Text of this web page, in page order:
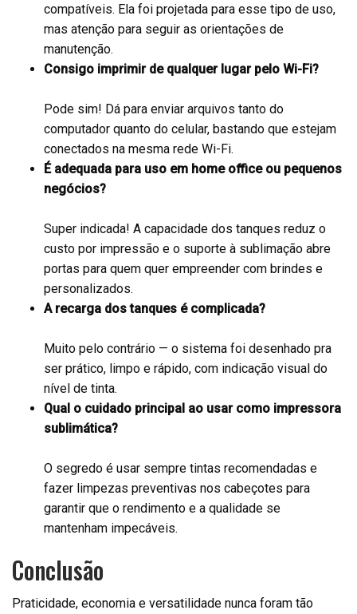
compatíveis. Ela foi projetada para esse tipo de uso,
mas atenção para seguir as orientações de
manutenção.
Consigo imprimir de qualquer lugar pelo Wi-Fi?
Pode sim! Dá para enviar arquivos tanto do
computador quanto do celular, bastando que estejam
conectados na mesma rede Wi-Fi.
É adequada para uso em home office ou pequenos
negócios?
Super indicada! A capacidade dos tanques reduz o
custo por impressão e o suporte à sublimação abre
portas para quem quer empreender com brindes e
personalizados.
A recarga dos tanques é complicada?
Muito pelo contrário — o sistema foi desenhado pra
ser prático, limpo e rápido, com indicação visual do
nível de tinta.
Qual o cuidado principal ao usar como impressora
sublimática?
O segredo é usar sempre tintas recomendadas e
fazer limpezas preventivas nos cabeçotes para
garantir que o rendimento e a qualidade se
mantenham impecáveis.
Conclusão
Praticidade, economia e versatilidade nunca foram tão